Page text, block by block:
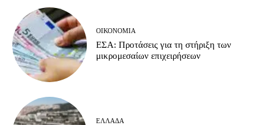
ΟΙΚΟΝΟΜΊΑ
ΕΣΑ: Προτάσεις για τη στήριξη των
μικρομεσαίων επιχειρήσεων
ΕΛΛΆΔΑ